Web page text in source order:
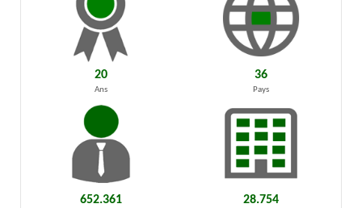
20
Ans
36
Pays
652.361 28.754